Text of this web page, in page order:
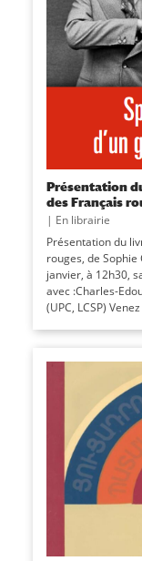
Présentation
des Français
| En librairie
Présentation du
rouges, de
janvier, à 12h30,
avec :Charles-
(UPC, LCSP)